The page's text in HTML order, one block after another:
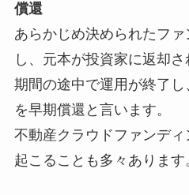
償還
あらかじめ決められたフ
し、元本が投資家に返却さ
期間の途中で運用が終了
を早期償還と言います。
不動産クラウドファンデ
起こることも多々あります